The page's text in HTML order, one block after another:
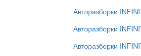
Авторазборки
Авторазборки
Авторазборки